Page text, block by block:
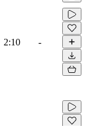
2:10 -